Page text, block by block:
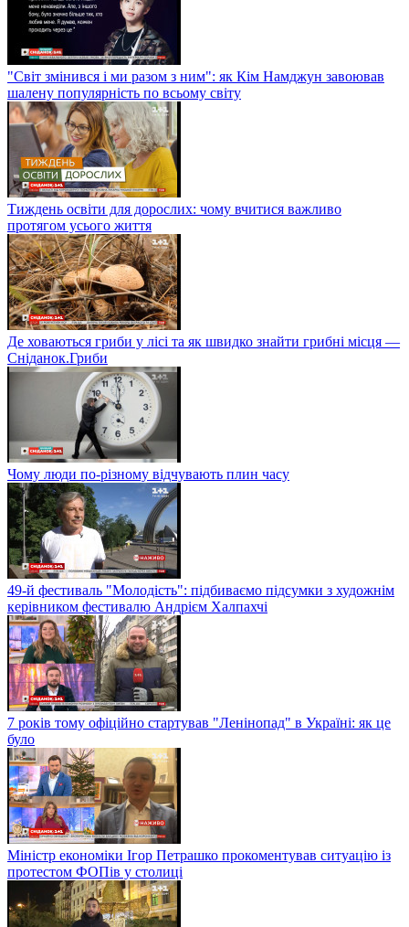
"Світ змінився і ми разом з ним": як Кім Намджун завоював
шалену популярність по всьому світу
Тиждень освіти для дорослих: чому вчитися важливо
протягом усього життя
Де ховаються гриби у лісі та як швидко знайти грибні місця —
Сніданок.Гриби
Чому люди по-різному відчувають плин часу
49-й фестиваль "Молодість": підбиваємо підсумки з художнім
керівником фестивалю Андрієм Халпахчі
7 років тому офіційно стартував "Ленінопад" в Україні: як це
було
Міністр економіки Ігор Петрашко прокоментував ситуацію із
протестом ФОПів у столиці